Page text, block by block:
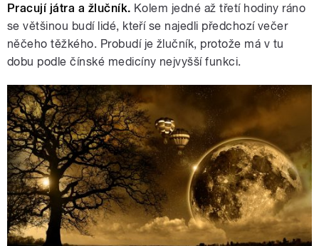
Pracují játra a žlučník. Kolem jedné až třetí hodiny ráno
se většinou budí lidé, kteří se najedli předchozí večer
něčeho těžkého. Probudí je žlučník, protože má v tu
dobu podle čínské medicíny nejvyšší funkci.